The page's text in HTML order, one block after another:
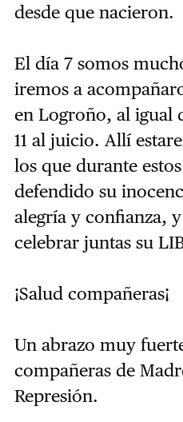
desde que nacieron.
El día 7 somos
iremos a
en Logroño, al igual
11 al juicio. Allí
los que durante
defendido su
alegría y confianza,
celebrar juntas su
¡Salud compañeras¡
Un abrazo muy
compañeras de
Represión.